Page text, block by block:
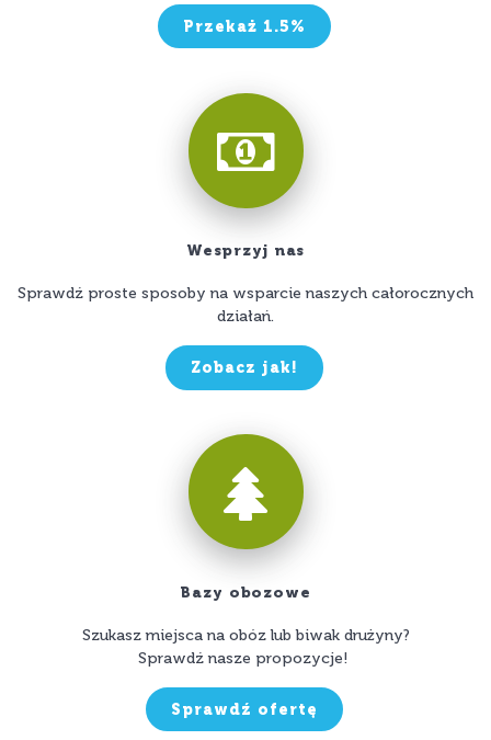
Przekaż 1.5%
Wesprzyj nas
Sprawdź proste sposoby na wsparcie naszych całorocznych
działań.
Zobacz jak!
Bazy obozowe
Szukasz miejsca na obóz lub biwak drużyny?
Sprawdź nasze propozycje!
Sprawdź ofertę